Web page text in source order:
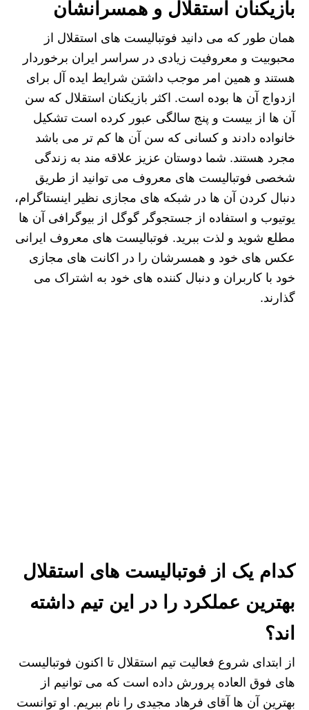
بازیکنان استقلال و همسرانشان
همان طور که‌ می دانید فوتبالیست های استقلال از
محبوبیت و معروفیت زیادی در سراسر ایران برخوردار
هستند و همین امر موجب داشتن شرایط ایده آل برای
ازدواج آن ها بوده است. اکثر بازیکنان استقلال که سن
آن ها از بیست و پنج سالگی عبور کرده است تشکیل
خانواده دادند و کسانی که سن آن ها کم تر می باشد
مجرد هستند. شما دوستان عزیز علاقه مند به زندگی
شخصی فوتبالیست های معروف می توانید از طریق
دنبال کردن آن ها در شبکه های مجازی نظیر اینستاگرام،
یوتیوب و استفاده از جستجوگر گوگل از بیوگرافی آن ها
مطلع شوید و لذت ببرید. فوتبالیست های معروف ایرانی
عکس های خود و همسرشان را در اکانت های مجازی
خود با کاربران و دنبال کننده های خود به اشتراک می
گذارند.
کدام یک از فوتبالیست های استقلال
بهترین عملکرد را در این تیم داشته
اند؟
از ابتدای شروع فعالیت تیم استقلال تا اکنون فوتبالیست
های فوق العاده پرورش داده است که می توانیم از
بهترین آن ها آقای فرهاد مجیدی را نام ببریم. او توانست